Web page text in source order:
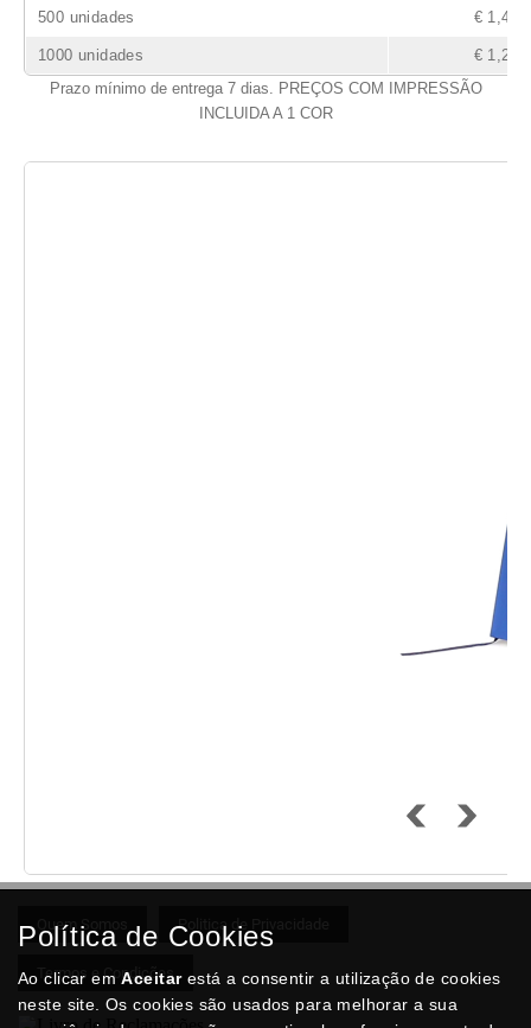
500 unidades € 1,49
1000 unidades
€ 1,26
Prazo mínimo de entrega 7 dias. PREÇOS COM IMPRESSÃO
INCLUIDA A 1 COR
Quem Somos Politica de Privacidade
Termos e Condições
Política de Cookies
Ao clicar emAceitarestá a consentir a utilização de cookies
neste site. Os cookies são usados para melhorar a sua